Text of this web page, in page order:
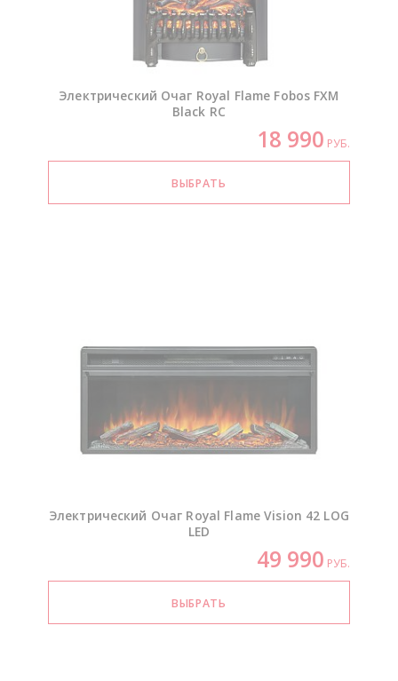
Электрический Очаг Royal Flame Fobos FXM
Black RC
18 990 РУБ.
Электрический Очаг Royal Flame Vision 42 LOG
LED
49 990 РУБ.